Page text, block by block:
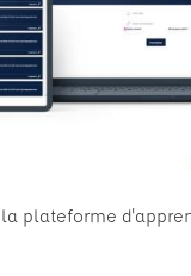
la plateforme